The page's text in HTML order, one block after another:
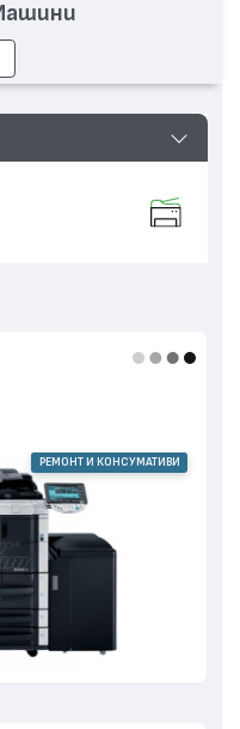
РЕМОНТ И КОНСУМАТИВИ